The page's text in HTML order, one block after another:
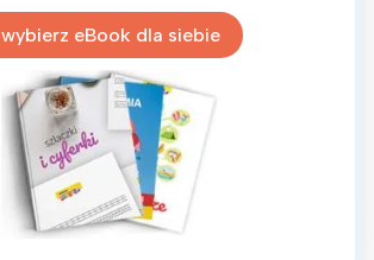
wybierz eBook dla siebie